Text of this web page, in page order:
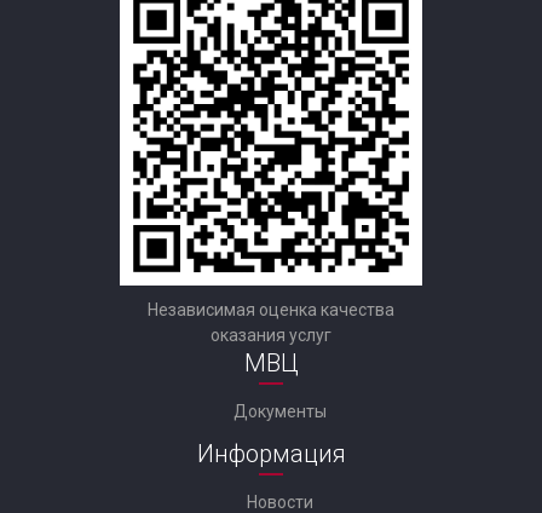
Независимая оценка качества
оказания услуг
МВЦ
Документы
Информация
Новости